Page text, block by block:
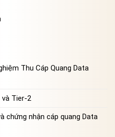
Thu Cáp Quang Data
và Tier-2
chứng nhận cáp quang Data